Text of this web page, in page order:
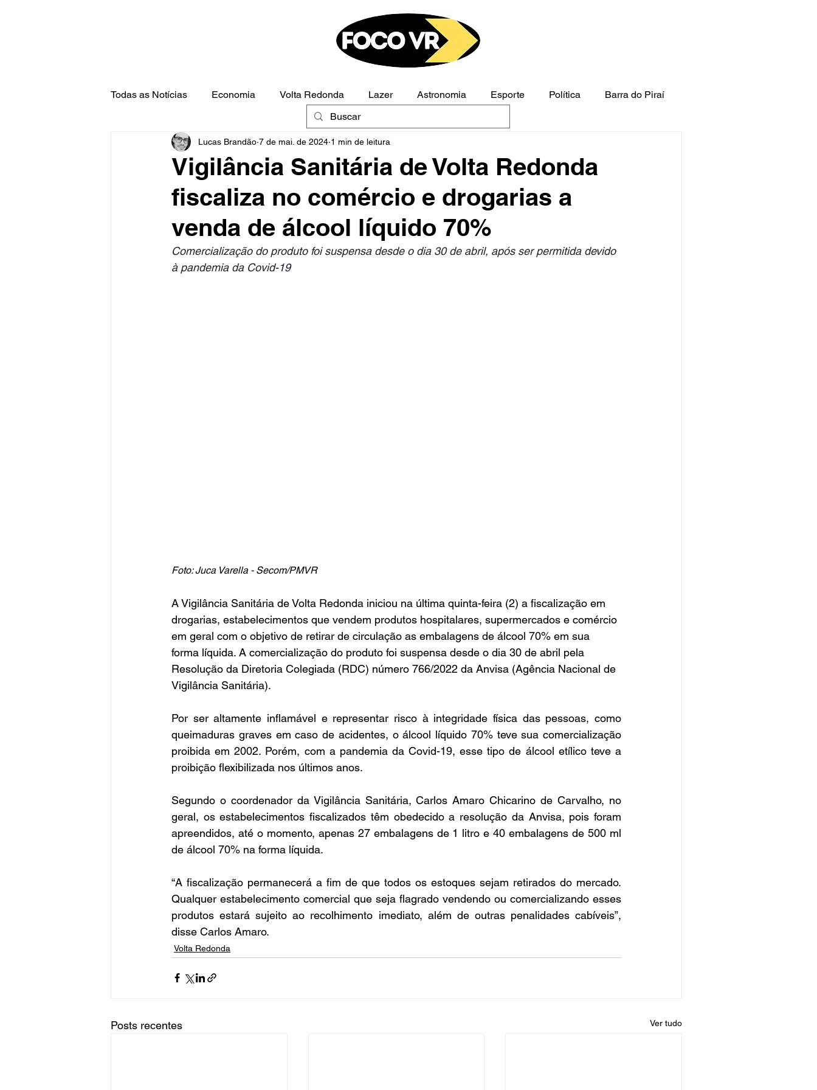
Todas as Notícias Economia Volta Redonda Lazer Astronomia Esporte Política Barra do Piraí
Barra Mansa Pinheiral Polícia Opinião
Vigilância Sanitária de Volta Redonda
fiscaliza no comércio e drogarias a
venda de álcool líquido 70%
Lucas Brandão 7 de mai. de 2024 1 min de leitura
Comercialização do produto foi suspensa desde o dia 30 de abril, após ser permitida devido
à pandemia da Covid-19
Foto: Juca Varella - Secom/PMVR
A Vigilância Sanitária de Volta Redonda iniciou na última quinta-feira (2) a fiscalização em
drogarias, estabelecimentos que vendem produtos hospitalares, supermercados e comércio
em geral com o objetivo de retirar de circulação as embalagens de álcool 70% em sua
forma líquida. A comercialização do produto foi suspensa desde o dia 30 de abril pela
Resolução da Diretoria Colegiada (RDC) número 766/2022 da Anvisa (Agência Nacional de
Vigilância Sanitária).
Por ser altamente inflamável e representar risco à integridade física das pessoas, como
queimaduras graves em caso de acidentes, o álcool líquido 70% teve sua comercialização
proibida em 2002. Porém, com a pandemia da Covid-19, esse tipo de álcool etílico teve a
proibição flexibilizada nos últimos anos.
Segundo o coordenador da Vigilância Sanitária, Carlos Amaro Chicarino de Carvalho, no
geral, os estabelecimentos fiscalizados têm obedecido a resolução da Anvisa, pois foram
apreendidos, até o momento, apenas 27 embalagens de 1 litro e 40 embalagens de 500 ml
de álcool 70% na forma líquida.
“A fiscalização permanecerá a fim de que todos os estoques sejam retirados do mercado.
Qualquer estabelecimento comercial que seja flagrado vendendo ou comercializando esses
produtos estará sujeito ao recolhimento imediato, além de outras penalidades cabíveis”,
disse Carlos Amaro.
Volta Redonda
Posts recentes Ver tudo